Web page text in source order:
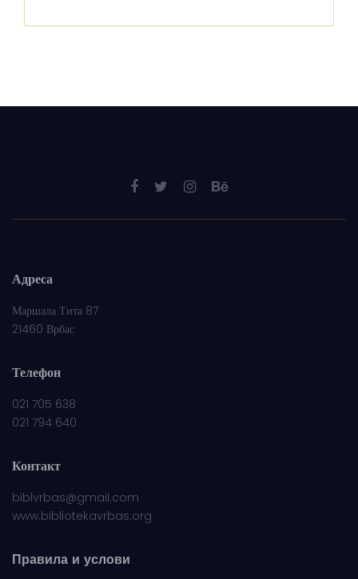
Адреса
Маршала Тита 87
21460 Врбас
Телефон
021 705 638
021 794 640
Контакт
biblvrbas@gmail.com
www.bibliotekavrbas.org
Правила и услови